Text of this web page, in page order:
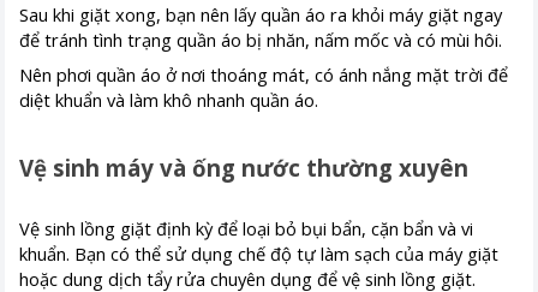
Sau khi giặt xong, bạn nên lấy quần áo ra khỏi máy giặt ngay
để tránh tình trạng quần áo bị nhăn, nấm mốc và có mùi hôi.
Nên phơi quần áo ở nơi thoáng mát, có ánh nắng mặt trời để
diệt khuẩn và làm khô nhanh quần áo.
Vệ sinh máy và ống nước thường xuyên
Vệ sinh lồng giặt định kỳ để loại bỏ bụi bẩn, cặn bẩn và vi
khuẩn. Bạn có thể sử dụng chế độ tự làm sạch của máy giặt
hoặc dung dịch tẩy rửa chuyên dụng để vệ sinh lồng giặt.